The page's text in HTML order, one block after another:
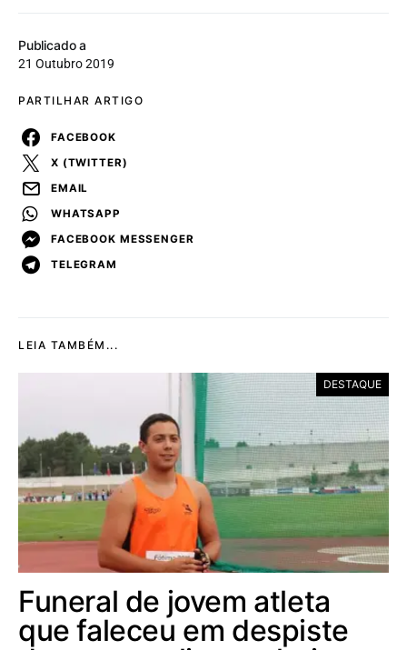
Publicado a
21 Outubro 2019
PARTILHAR ARTIGO
FACEBOOK
X (TWITTER)
EMAIL
WHATSAPP
FACEBOOK MESSENGER
TELEGRAM
LEIA TAMBÉM...
DESTAQUE
Funeral de jovem atleta
que faleceu em despiste